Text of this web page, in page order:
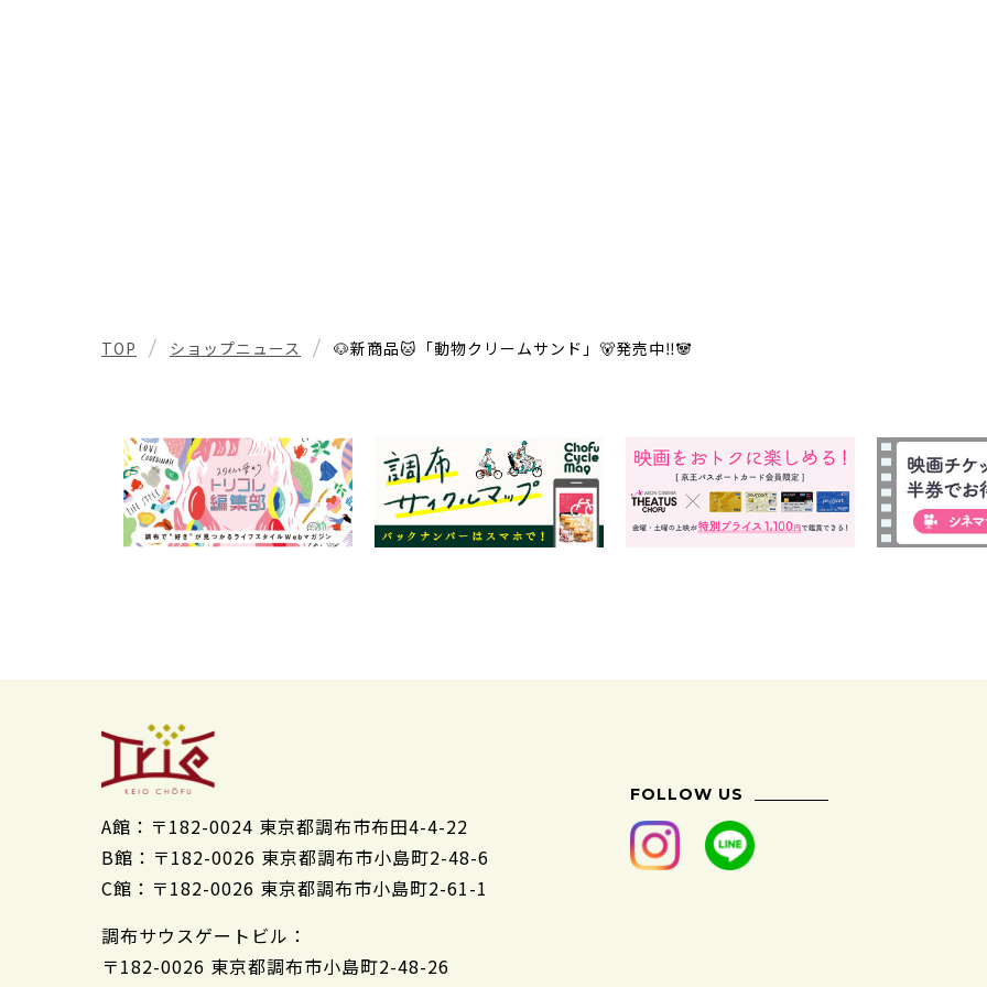
TOP ショップニュース 🐶新商品🐱「動物クリームサンド」🐻発売中‼️🐼
A館： 〒182-0024 東京都調布市布田4-4-22
B館： 〒182-0026 東京都調布市小島町2-48-6
C館： 〒182-0026 東京都調布市小島町2-61-1
調布サウスゲートビル：
〒182-0026 東京都調布市小島町2-48-26
FOLLOW US